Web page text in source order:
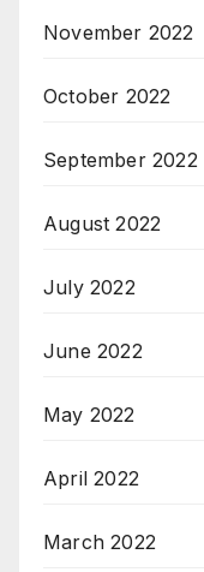
November 2022
October 2022
September 2022
August 2022
July 2022
June 2022
May 2022
April 2022
March 2022